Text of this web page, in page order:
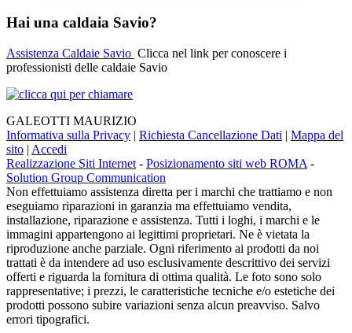
Hai una caldaia Savio?
Assistenza Caldaie Savio Clicca nel link per conoscere i
professionisti delle caldaie Savio
GALEOTTI MAURIZIO
Informativa sulla Privacy | Richiesta Cancellazione Dati | Mappa del
sito | Accedi
Realizzazione Siti Internet - Posizionamento siti web ROMA -
Solution Group Communication
Non effettuiamo assistenza diretta per i marchi che trattiamo e non
eseguiamo riparazioni in garanzia ma effettuiamo vendita,
installazione, riparazione e assistenza. Tutti i loghi, i marchi e le
immagini appartengono ai legittimi proprietari. Ne è vietata la
riproduzione anche parziale. Ogni riferimento ai prodotti da noi
trattati è da intendere ad uso esclusivamente descrittivo dei servizi
offerti e riguarda la fornitura di ottima qualità. Le foto sono solo
rappresentative; i prezzi, le caratteristiche tecniche e/o estetiche dei
prodotti possono subire variazioni senza alcun preavviso. Salvo
errori tipografici.